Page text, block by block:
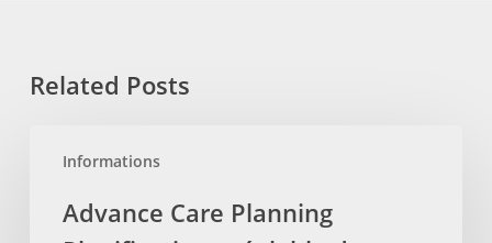
Related Posts
Informations
Planification
Advance Care Planning